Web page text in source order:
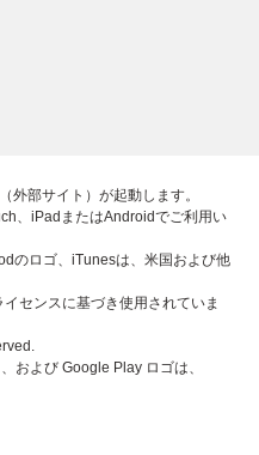
外部サイト）が起動します。
、iPadまたはAndroidでご利用い
のロゴ、iTunesは、米国および他
センスに基づき使用されていま
および Google Play ロゴは、